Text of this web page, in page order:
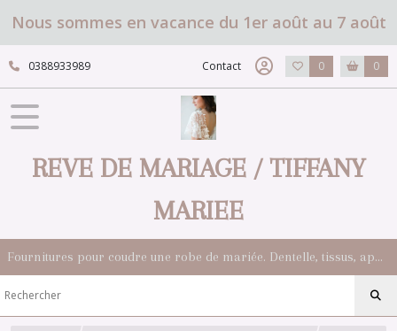
Nous sommes en vacance du 1er août au 7 août
0388933989 Contact 0 0
REVE DE MARIAGE / TIFFANY
MARIEE
Fournitures pour coudre une robe de mariée. Dentelle, tissus, appliqués, galons, boutons. Robes et accessoires pour la mariée.